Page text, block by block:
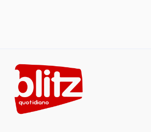
content